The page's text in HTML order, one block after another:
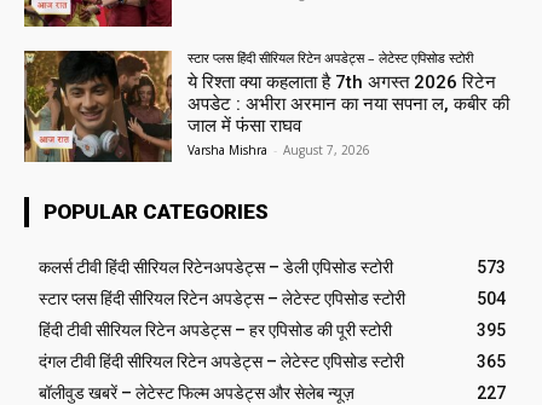
स्टार प्लस हिंदी सीरियल रिटेन अपडेट्स – लेटेस्ट एपिसोड स्टोरी
ये रिश्ता क्या कहलाता है 7th अगस्त 2026 रिटेन
अपडेट : अभीरा अरमान का नया सपना ल, कबीर की
जाल में फंसा राघव
Varsha Mishra - August 7, 2026
POPULAR CATEGORIES
कलर्स टीवी हिंदी सीरियल रिटेनअपडेट्स – डेली एपिसोड स्टोरी
573
स्टार प्लस हिंदी सीरियल रिटेन अपडेट्स – लेटेस्ट एपिसोड स्टोरी
504
हिंदी टीवी सीरियल रिटेन अपडेट्स – हर एपिसोड की पूरी स्टोरी
395
दंगल टीवी हिंदी सीरियल रिटेन अपडेट्स – लेटेस्ट एपिसोड स्टोरी
365
बॉलीवुड खबरें – लेटेस्ट फिल्म अपडेट्स और सेलेब न्यूज़
227